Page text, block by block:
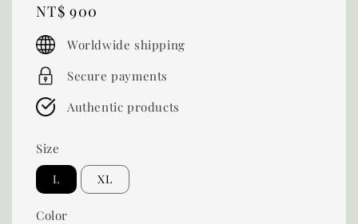
Regular
price
NT$ 900
Worldwide shipping
Secure payments
Authentic products
Size
L XL
Color